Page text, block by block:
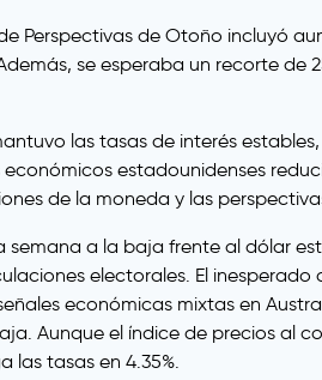
Perspectivas de Otoño incluyó
se esperaba un recorte
las tasas de interés
económicos estadounidenses
de la moneda y las
semana a la baja frente al dólar
electorales. El
económicas mixtas en
Aunque el índice de precios al
las tasas en 4.35%.